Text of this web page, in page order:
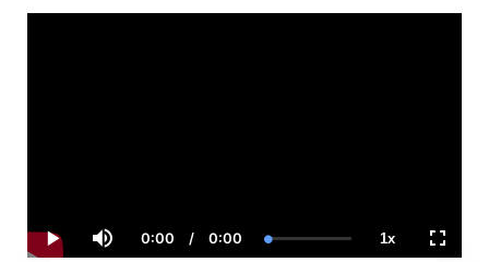
Play Mute
Current
0:00 / Duration
0:00 Loaded:
0.00%
1xPlayback